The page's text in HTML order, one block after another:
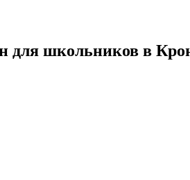
для школьников в